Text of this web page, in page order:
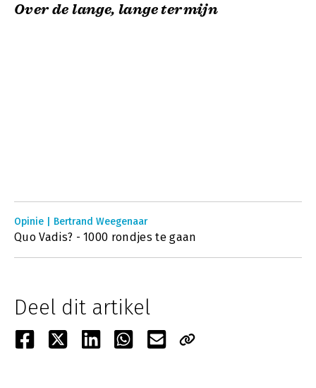
Over de lange, lange termijn
Opinie | Bertrand Weegenaar
Quo Vadis? - 1000 rondjes te gaan
Deel dit artikel